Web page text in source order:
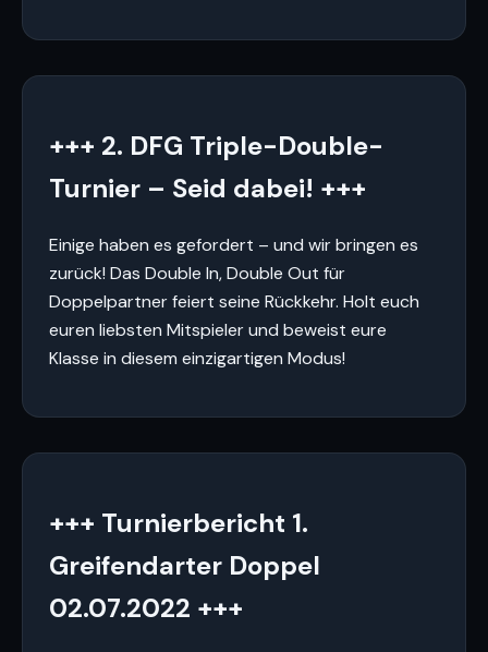
+++ 2. DFG Triple-Double-
Turnier – Seid dabei! +++
Einige haben es gefordert – und wir bringen es
zurück! Das Double In, Double Out für
Doppelpartner feiert seine Rückkehr. Holt euch
euren liebsten Mitspieler und beweist eure
Klasse in diesem einzigartigen Modus!
+++ Turnierbericht 1.
Greifendarter Doppel
02.07.2022 +++